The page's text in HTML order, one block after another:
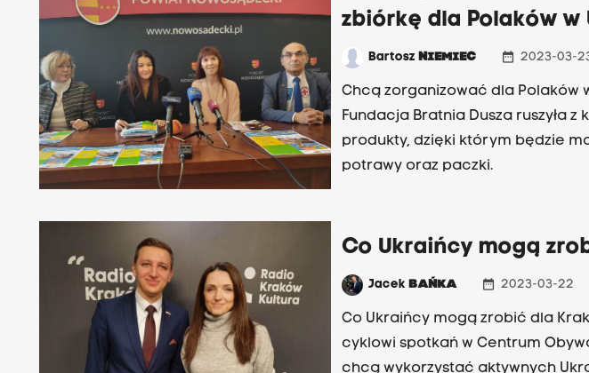
zbiórkę dla Polaków w
BartoszNIEMIEC date_range 2023-03-
Chcą zorganizować dla Polaków
Fundacja Bratnia Dusza ruszyła
produkty, dzięki którym będzie
potrawy oraz paczki.
Co Ukraińcy mogą
JacekBAŃKA date_range 2023-03-22
Co Ukraińcy mogą zrobić dla
cyklowi spotkań w Centrum
chcą wykorzystać aktywnych